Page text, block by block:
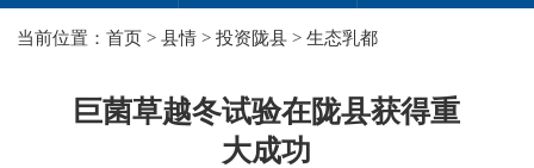
当前位置：首页 >县情 >投资陇县 >生态乳都
巨菌草越冬试验在陇县获得重
大成功